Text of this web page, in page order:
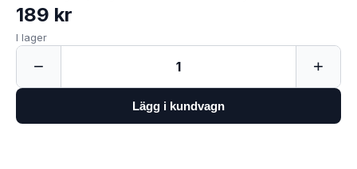
189 kr
I lager
− 1 +
Lägg i kundvagn